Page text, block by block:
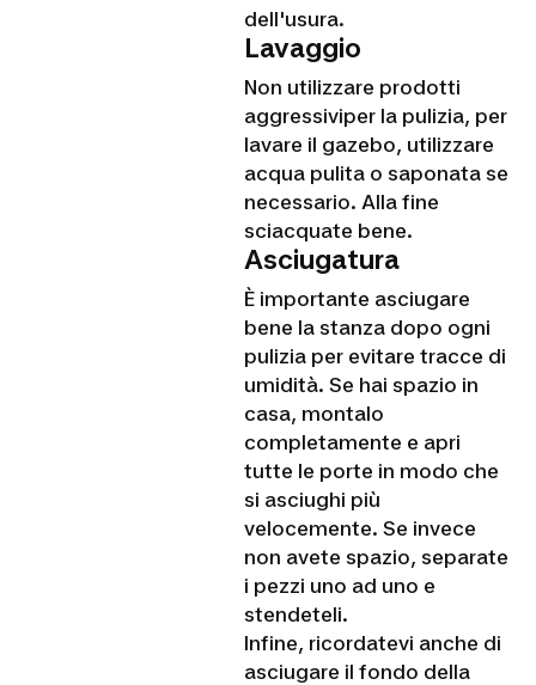
dell'usura.
Lavaggio
Non utilizzare prodotti
aggressiviper la pulizia, per
lavare il gazebo, utilizzare
acqua pulita o saponata se
necessario. Alla fine
sciacquate bene.
Asciugatura
È importante asciugare
bene la stanza dopo ogni
pulizia per evitare tracce di
umidità. Se hai spazio in
casa, montalo
completamente e apri
tutte le porte in modo che
si asciughi più
velocemente. Se invece
non avete spazio, separate
i pezzi uno ad uno e
stendeteli.
Infine, ricordatevi anche di
asciugare il fondo della